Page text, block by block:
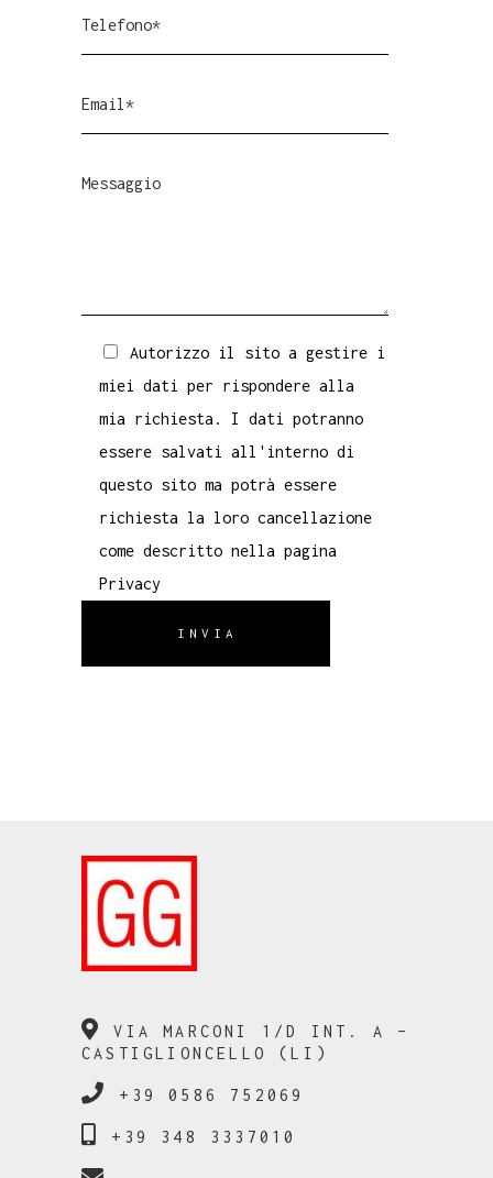
Autorizzo il sito a gestire i
miei dati per rispondere alla
mia richiesta. I dati potranno
essere salvati all'interno di
questo sito ma potrà essere
richiesta la loro cancellazione
come descritto nella pagina
Privacy
INVIA
VIA MARCONI 1/D INT. A –
CASTIGLIONCELLO (LI)
+39 0586 752069
+39 348 3337010